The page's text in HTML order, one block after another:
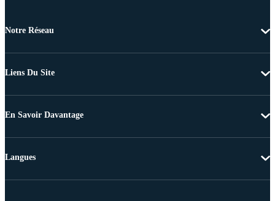
Notre Réseau
Liens Du Site
En Savoir Davantage
Langues